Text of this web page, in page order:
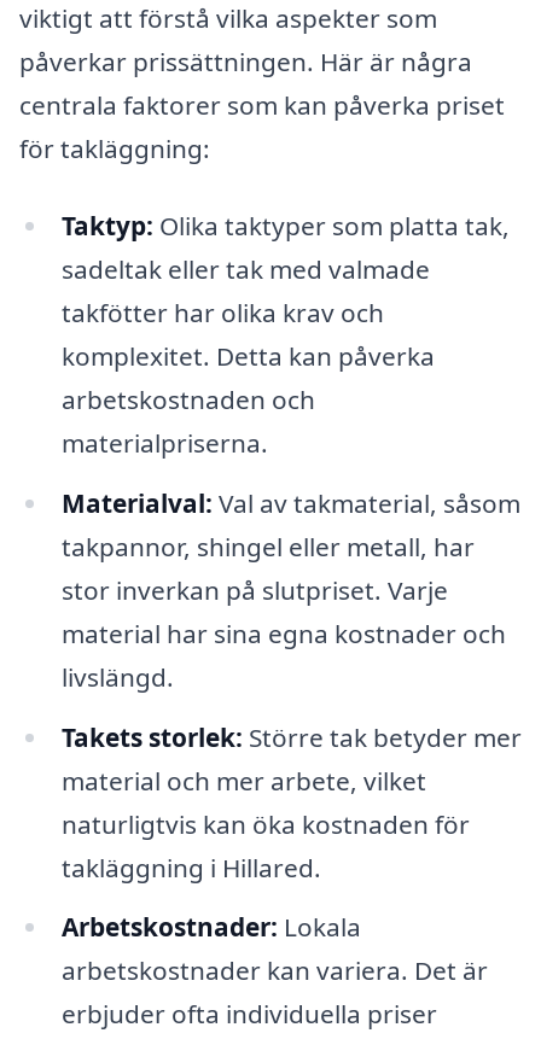
viktigt att förstå vilka aspekter som
påverkar prissättningen. Här är några
centrala faktorer som kan påverka priset
för takläggning:
Taktyp: Olika taktyper som platta tak,
sadeltak eller tak med valmade
takfötter har olika krav och
komplexitet. Detta kan påverka
arbetskostnaden och
materialpriserna.
Materialval: Val av takmaterial, såsom
takpannor, shingel eller metall, har
stor inverkan på slutpriset. Varje
material har sina egna kostnader och
livslängd.
Takets storlek: Större tak betyder mer
material och mer arbete, vilket
naturligtvis kan öka kostnaden för
takläggning i Hillared.
Arbetskostnader: Lokala
arbetskostnader kan variera. Det är
erbjuder ofta individuella priser